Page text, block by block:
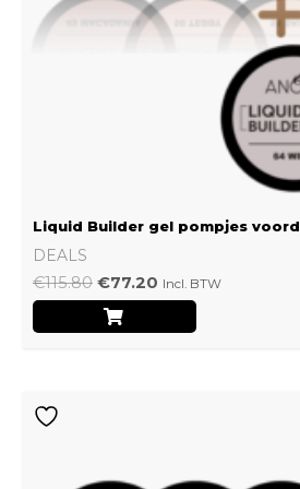
Liquid Builder gel pompjes
DEALS
€115.80 €77.20 Incl. BTW